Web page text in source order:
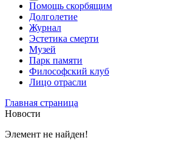
Помощь скорбящим
Долголетие
Журнал
Эстетика смерти
Музей
Парк памяти
Философский клуб
Лицо отрасли
Главная страница
Новости
Элемент не найден!